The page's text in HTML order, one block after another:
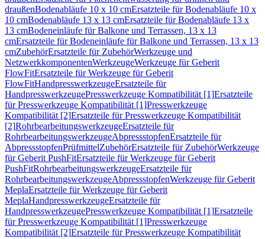
draußenBodenabläufe 10 x 10 cmErsatzteile für Bodenabläufe 10 x
10 cmBodenabläufe 13 x 13 cmErsatzteile für Bodenabläufe 13 x
13 cmBodeneinläufe für Balkone und Terrassen, 13 x 13
cmErsatzteile für Bodeneinläufe für Balkone und Terrassen, 13 x 13
cmZubehörErsatzteile für ZubehörWerkzeuge und
NetzwerkkomponentenWerkzeugeWerkzeuge für Geberit
FlowFitErsatzteile für Werkzeuge für Geberit
FlowFitHandpresswerkzeugeErsatzteile für
HandpresswerkzeugePresswerkzeuge Kompatibilität [1]Ersatzteile
für Presswerkzeuge Kompatibilität [1]Presswerkzeuge
Kompatibilität [2]Ersatzteile für Presswerkzeuge Kompatibilität
[2]RohrbearbeitungswerkzeugeErsatzteile für
RohrbearbeitungswerkzeugeAbpressstopfenErsatzteile für
AbpressstopfenPrüfmittelZubehörErsatzteile für ZubehörWerkzeuge
für Geberit PushFitErsatzteile für Werkzeuge für Geberit
PushFitRohrbearbeitungswerkzeugeErsatzteile für
RohrbearbeitungswerkzeugeAbpressstopfenWerkzeuge für Geberit
MeplaErsatzteile für Werkzeuge für Geberit
MeplaHandpresswerkzeugeErsatzteile für
HandpresswerkzeugePresswerkzeuge Kompatibilität [1]Ersatzteile
für Presswerkzeuge Kompatibilität [1]Presswerkzeuge
Kompatibilität [2]Ersatzteile für Presswerkzeuge Kompatibilität